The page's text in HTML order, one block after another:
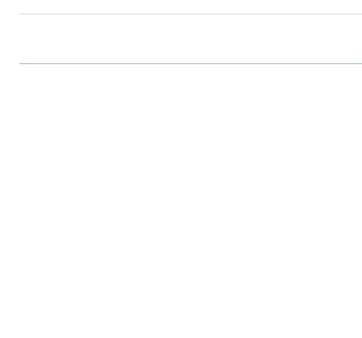
l'Université du Michigan.
tests et limite les intégrations à maintenir.